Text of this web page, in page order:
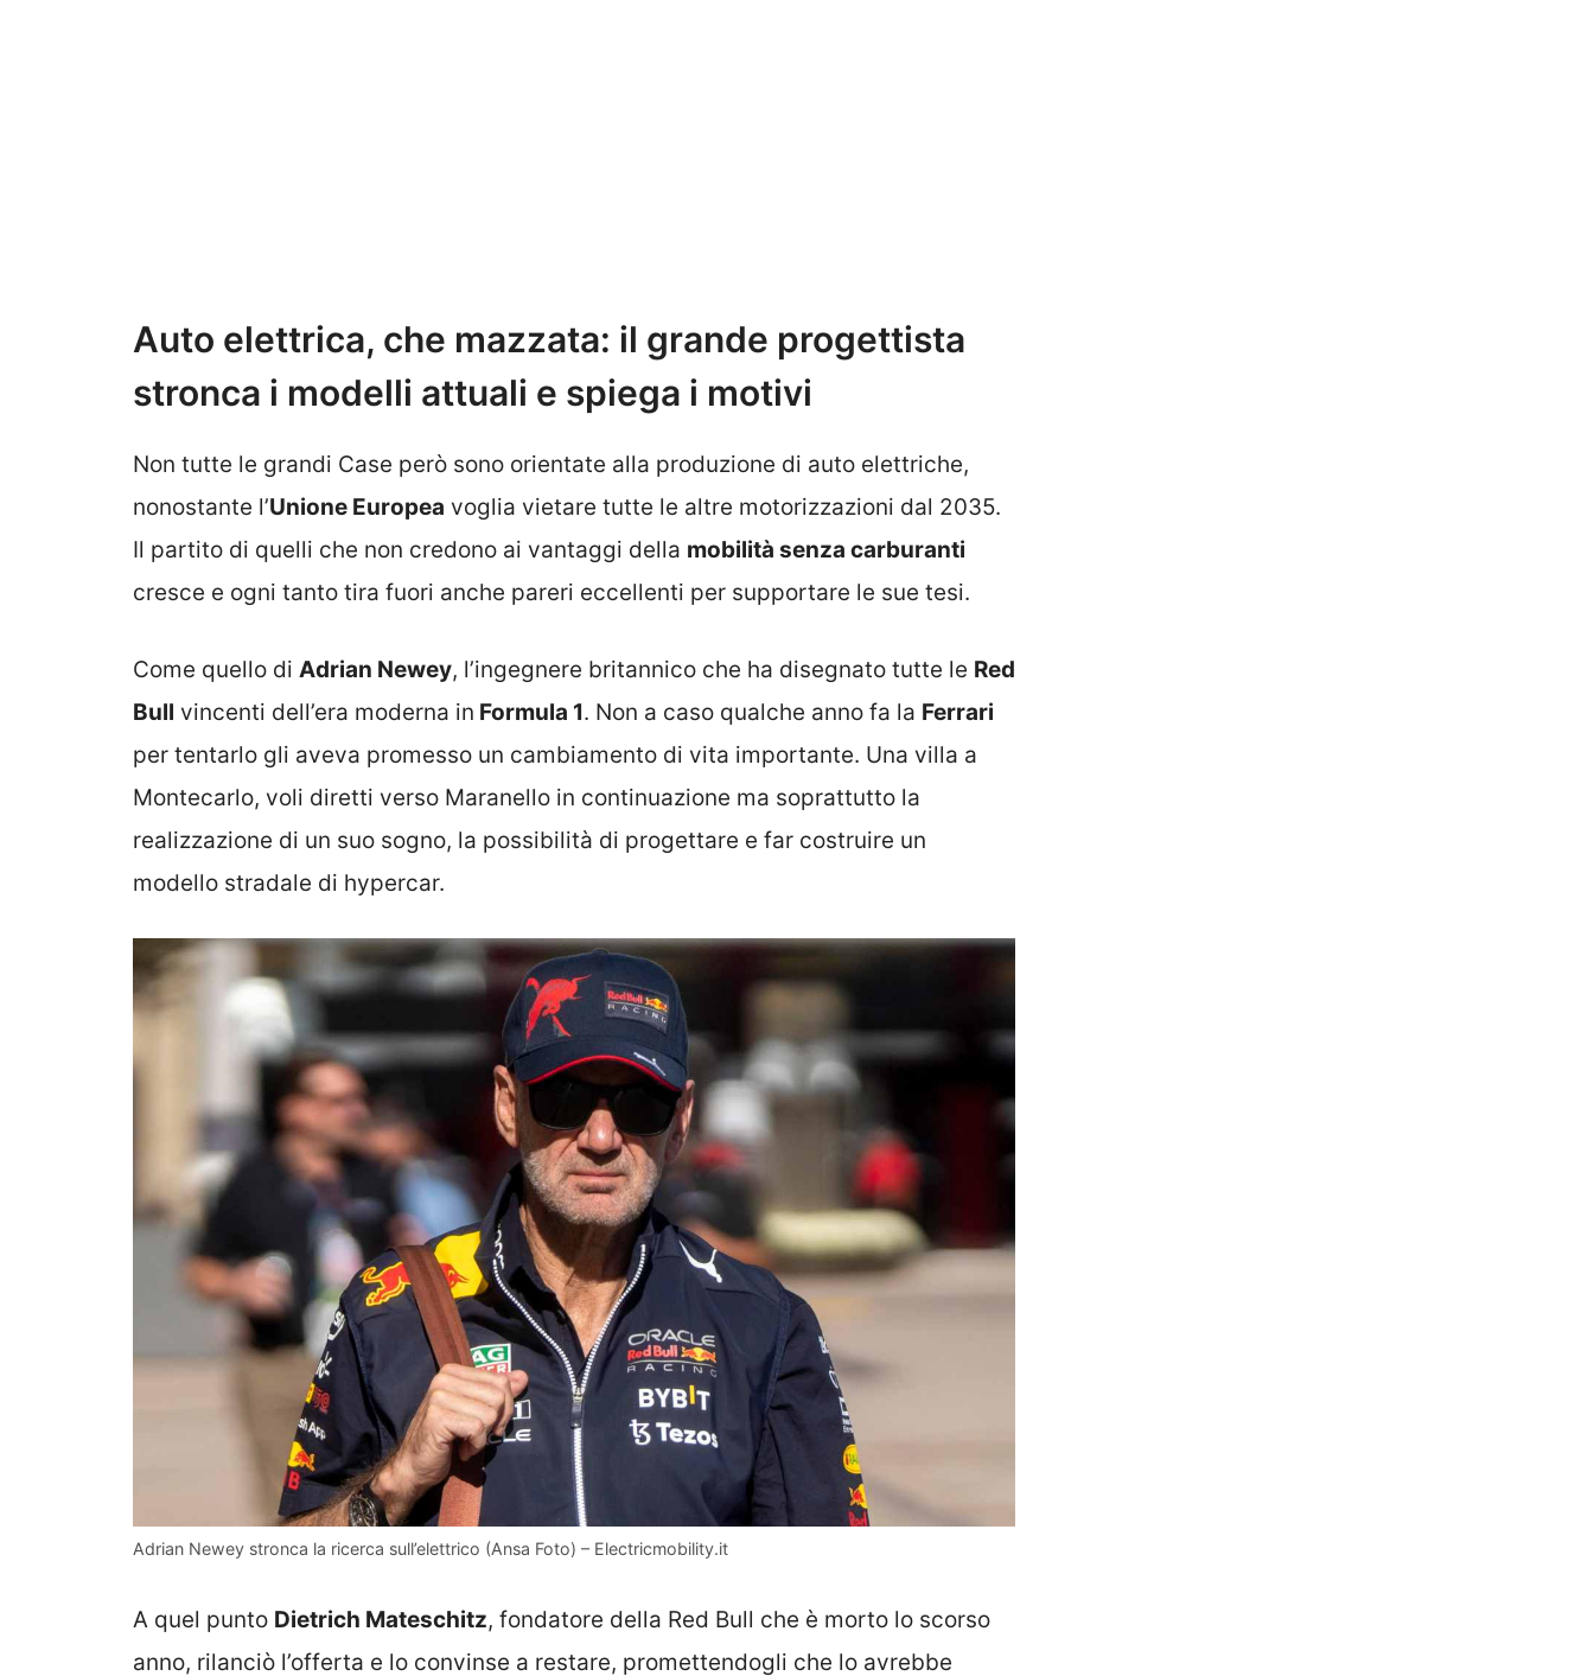
Auto elettrica, che mazzata: il grande progettista
stronca i modelli attuali e spiega i motivi
Non tutte le grandi Case però sono orientate alla produzione di auto elettriche,
nonostante l’Unione Europea voglia vietare tutte le altre motorizzazioni dal 2035.
Il partito di quelli che non credono ai vantaggi della mobilità senza carburanti
cresce e ogni tanto tira fuori anche pareri eccellenti per supportare le sue tesi.
Come quello di Adrian Newey, l’ingegnere britannico che ha disegnato tutte le Red
Bull vincenti dell’era moderna in Formula 1. Non a caso qualche anno fa la Ferrari
per tentarlo gli aveva promesso un cambiamento di vita importante. Una villa a
Montecarlo, voli diretti verso Maranello in continuazione ma soprattutto la
realizzazione di un suo sogno, la possibilità di progettare e far costruire un
modello stradale di hypercar.
Adrian Newey stronca la ricerca sull’elettrico (Ansa Foto) – Electricmobility.it
A quel punto Dietrich Mateschitz, fondatore della Red Bull che è morto lo scorso
anno, rilanciò l’offerta e lo convinse a restare, promettendogli che lo avrebbe